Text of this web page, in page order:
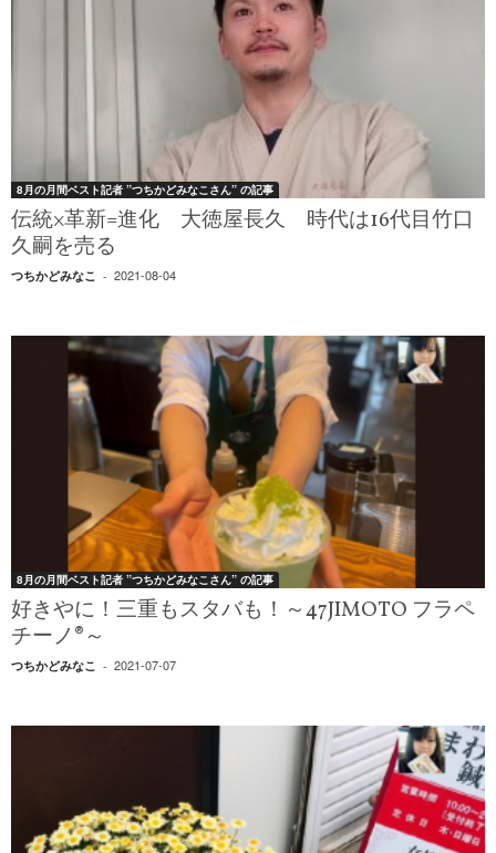
8月の月間ベスト記者 ”つちかどみなこさん” の記事
伝統×革新=進化 大徳屋長久 時代は16代目竹口
久嗣を売る
つちかどみなこ - 2021-08-04
8月の月間ベスト記者 ”つちかどみなこさん” の記事
好きやに！三重もスタバも！～47JIMOTO フラペ
チーノ®～
つちかどみなこ - 2021-07-07